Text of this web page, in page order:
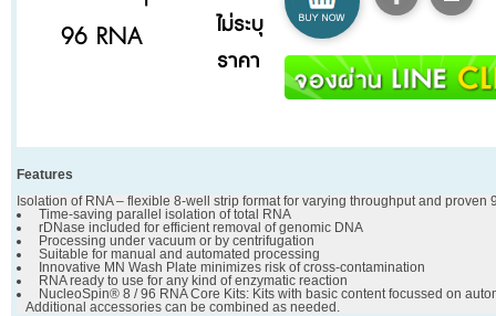
96 RNA
ไม่ระบุ
ราคา
Features
NucleoSpin® 8 / 96 RNA Core Kits: Kits with basic content focussed on
   Additional accessories can be combined as needed.